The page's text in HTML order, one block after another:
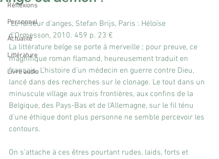
Réflexions
Personnel
Actualité
Littérature
Livre audio
Le faiseur d’anges, Stefan Brijs, Paris : Héloïse
d’Ormesson, 2010. 459 p. 23 €
La littérature belge se porte à merveille ; pour preuve, ce
magnifique roman flamand, heureusement traduit en
français. L’histoire d’un médecin en guerre contre Dieu,
lancé dans des recherches sur le clonage. Le tout dans un
minuscule village aux trois frontières, aux confins de la
Belgique, des Pays-Bas et de l’Allemagne, sur le fil ténu
d’une éthique dont plus personne ne semble percevoir les
contours.
On s’attache à ces êtres pourtant rudes, laids, forts et